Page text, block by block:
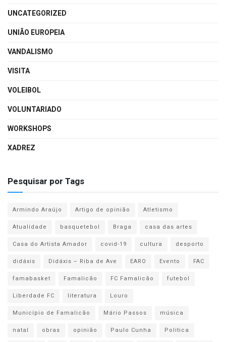
UNCATEGORIZED
UNIÃO EUROPEIA
VANDALISMO
VISITA
VOLEIBOL
VOLUNTARIADO
WORKSHOPS
XADREZ
Pesquisar por Tags
Armindo Araújo Artigo de opinião
Atletismo
Atualidade
basquetebol Braga
casa das artes
Casa do Artista Amador
covid-19 cultura
desporto
didáxis
Didáxis – Riba de Ave EARO Evento
FAC
famabasket
Famalicão FC Famalicão
futebol
Liberdade FC
literatura
Louro
Município de Famalicão
Mário Passos
música
natal
obras opinião Paulo Cunha
Politica